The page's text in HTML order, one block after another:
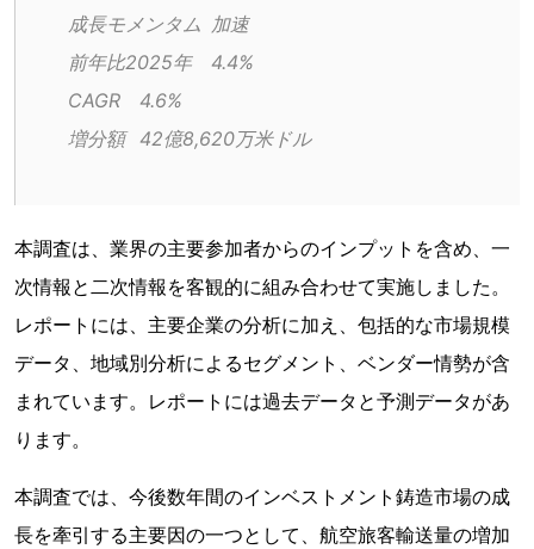
成長モメンタム	加速
前年比2025年	4.4%
CAGR	4.6%
増分額	42億8,620万米ドル
本調査は、業界の主要参加者からのインプットを含め、一
次情報と二次情報を客観的に組み合わせて実施しました。
レポートには、主要企業の分析に加え、包括的な市場規模
データ、地域別分析によるセグメント、ベンダー情勢が含
まれています。レポートには過去データと予測データがあ
ります。
本調査では、今後数年間のインベストメント鋳造市場の成
長を牽引する主要因の一つとして、航空旅客輸送量の増加